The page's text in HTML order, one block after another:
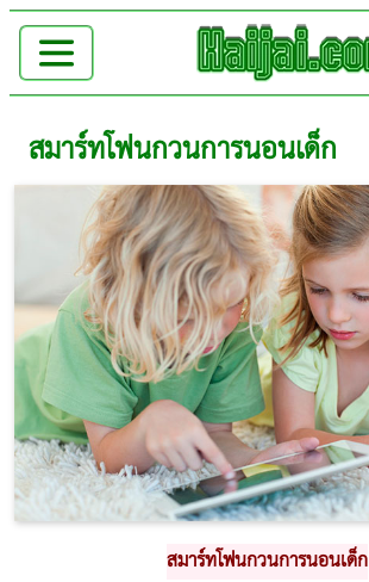
สมาร์ทโฟนกวนการนอนเด็ก
สมาร์ทโฟนกวนการนอนเด็ก